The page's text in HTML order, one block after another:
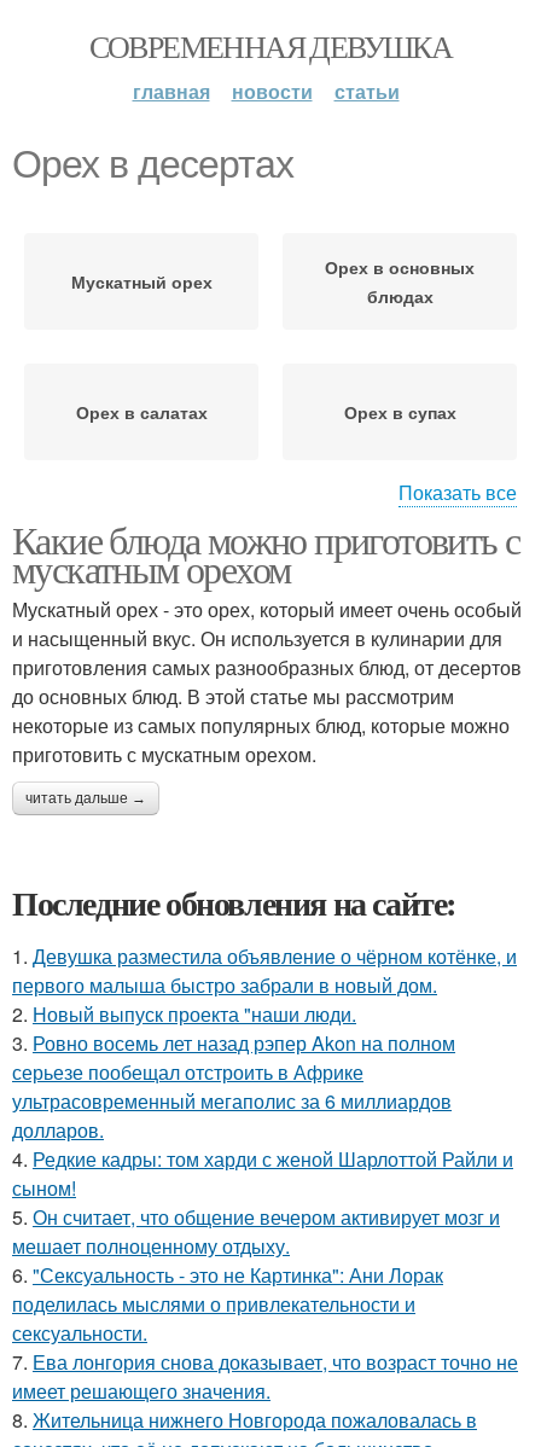
СОВРЕМЕННАЯ ДЕВУШКА
главная новости статьи
Орех в десертах
Мускатный орех
Орех в основных
блюдах
Орех в салатах Орех в супах
Суп с мускатным
орехом
Орех в блюдах
Блюда с мускатным
орехом
Показать все
Какие блюда можно приготовить с
мускатным орехом
Мускатный орех - это орех, который имеет очень особый
и насыщенный вкус. Он используется в кулинарии для
приготовления самых разнообразных блюд, от десертов
до основных блюд. В этой статье мы рассмотрим
некоторые из самых популярных блюд, которые можно
приготовить с мускатным орехом.
читать дальше →
Последние обновления на сайте:
1. Девушка разместила объявление о чёрном котёнке, и
первого малыша быстро забрали в новый дом.
2. Новый выпуск проекта "наши люди.
3. Ровно восемь лет назад рэпер Akon на полном
серьезе пообещал отстроить в Африке
ультрасовременный мегаполис за 6 миллиардов
долларов.
4. Редкие кадры: том харди с женой Шарлоттой Райли и
сыном!
5. Он считает, что общение вечером активирует мозг и
мешает полноценному отдыху.
6. "Сексуальность - это не Картинка": Ани Лорак
поделилась мыслями о привлекательности и
сексуальности.
7. Ева лонгория снова доказывает, что возраст точно не
имеет решающего значения.
8. Жительница нижнего Новгорода пожаловалась в